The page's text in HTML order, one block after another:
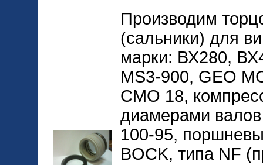
Производим
(сальники) для
марки: ВХ280,
МS3-900, GEO
CMO 18,
диамерами
100-95,
BOCK, типа NF